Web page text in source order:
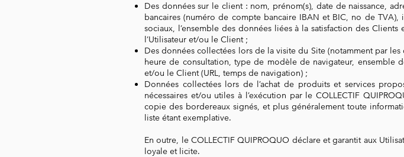
Des données sur le client : nom, prénom(s), date de naissance,
bancaires (numéro de compte bancaire IBAN et BIC, no de
sociaux, l’ensemble des données liées à la satisfaction des
l’Utilisateur et/ou le Client ;
Des données collectées lors de la visite du Site (notamment par
heure de consultation, type de modèle de navigateur, ensemble
et/ou le Client (URL, temps de navigation) ;
Données collectées lors de l’achat de produits et services
nécessaires et/ou utiles à l’exécution par le COLLECTIF
copie des bordereaux signés, et plus généralement toute
liste étant exemplative.
En outre, le COLLECTIF QUIPROQUO déclare et garantit aux
loyale et licite.